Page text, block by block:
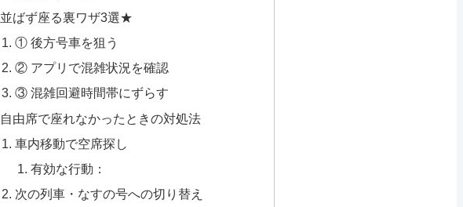
並ばず座る裏ワザ3選★
① 後方号車を狙う
② アプリで混雑状況を確認
③ 混雑回避時間帯にずらす
自由席で座れなかったときの対処法
車内移動で空席探し
有効な行動：
次の列車・なすの号への切り替え